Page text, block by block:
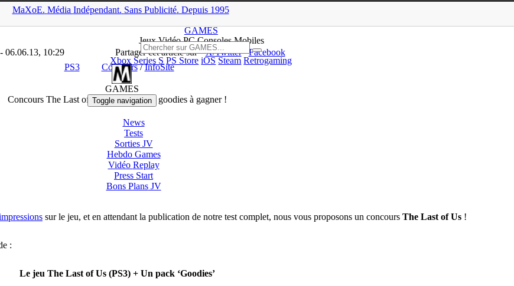
MaXoE. Média Indépendant. Sans Publicité. Depuis 1995
GAMES
JeuxVidéoPC Consoles Mobiles
Xbox Series S PS Store iOS Steam Retrogaming
GAMES
Toggle navigation
News
Tests
SortiesJV
Hebdo Games
Vidéo Replay
Press Start
Bons PlansJV
▲
- 06.06.13, 10:29 Partager cet article sur X/Twitter
Facebook
PS3
Concours/InfoSite
Concours The Last of Us : un jeu et des goodies à gagner !
sur le jeu, et en attendant la publication de notre test complet, nous vous proposons un concours The Last of Us !
:
Le jeu The Last of Us (PS3) + Un pack ‘Goodies’